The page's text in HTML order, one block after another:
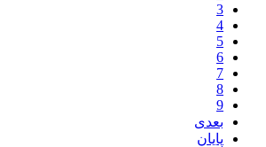
3
4
5
6
7
8
9
بعدی
پایان